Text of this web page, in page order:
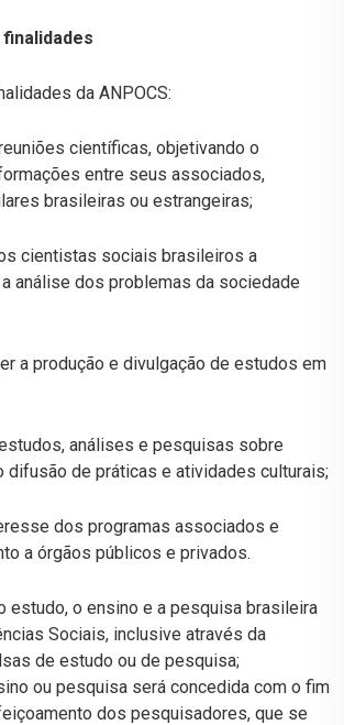
finalidades
da ANPOCS:
científicas, objetivando o
entre seus associados,
brasileiras ou estrangeiras;
cientistas sociais brasileiros a
análise dos problemas da sociedade
a produção e divulgação de estudos em
análises e pesquisas sobre
difusão de práticas e atividades culturais;
dos programas associados e
a órgãos públicos e privados.
estudo, o ensino e a pesquisa brasileira
Sociais, inclusive através da
de estudo ou de pesquisa;
ou pesquisa será concedida com o fim
dos pesquisadores, que se